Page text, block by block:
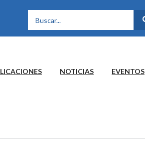
FORMULARIO DE
NOTICIAS EVENTOS